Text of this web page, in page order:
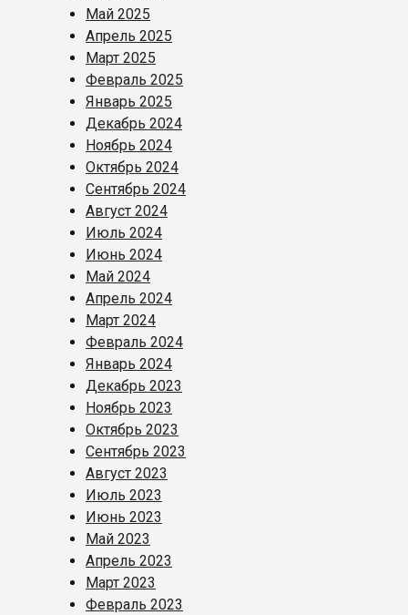
Май 2025
Апрель 2025
Март 2025
Февраль 2025
Январь 2025
Декабрь 2024
Ноябрь 2024
Октябрь 2024
Сентябрь 2024
Август 2024
Июль 2024
Июнь 2024
Май 2024
Апрель 2024
Март 2024
Февраль 2024
Январь 2024
Декабрь 2023
Ноябрь 2023
Октябрь 2023
Сентябрь 2023
Август 2023
Июль 2023
Июнь 2023
Май 2023
Апрель 2023
Март 2023
Февраль 2023